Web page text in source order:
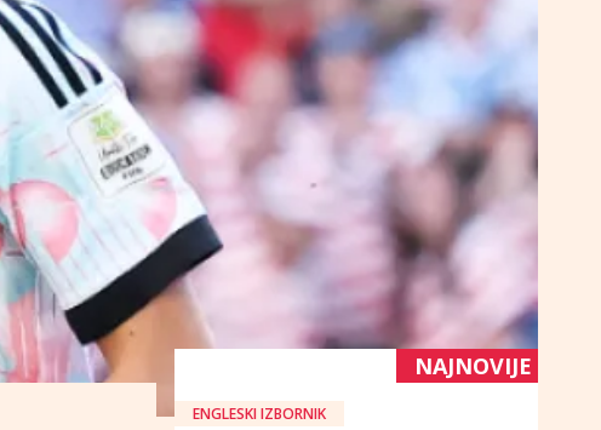
NAJNOVIJE
ENGLESKI IZBORNIK